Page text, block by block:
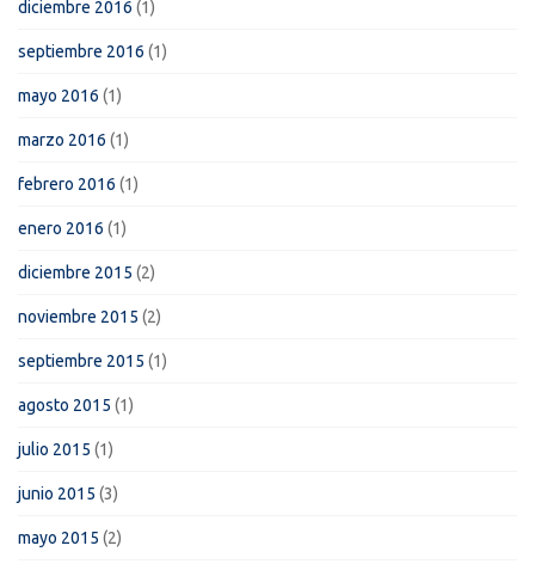
diciembre 2016 (1)
septiembre 2016 (1)
mayo 2016 (1)
marzo 2016 (1)
febrero 2016 (1)
enero 2016 (1)
diciembre 2015 (2)
noviembre 2015 (2)
septiembre 2015 (1)
agosto 2015 (1)
julio 2015 (1)
junio 2015 (3)
mayo 2015 (2)